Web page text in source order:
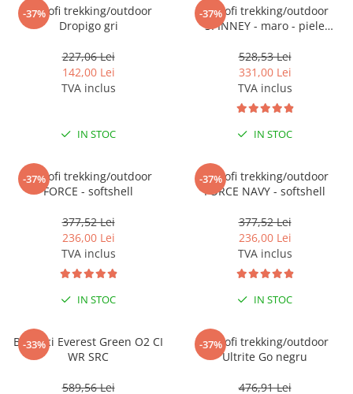
-37%
Pantofi trekking/outdoor
Dropigo gri
227,06 Lei
142,00 Lei
TVA inclus
IN STOC
-37%
Pantofi trekking/outdoor
SPINNEY - maro - piele
528,53 Lei
331,00 Lei
TVA inclus
IN STOC
-37%
Pantofi trekking/outdoor
FORCE - softshell
377,52 Lei
236,00 Lei
TVA inclus
IN STOC
-37%
Pantofi trekking/outdoor
FORCE NAVY - softshell
377,52 Lei
236,00 Lei
TVA inclus
IN STOC
-33%
Bocanci Everest Green O2 CI
WR SRC
589,56 Lei
-37%
Pantofi trekking/outdoor
Ultrite Go negru
476,91 Lei